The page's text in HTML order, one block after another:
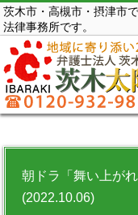
コ
ン
テ
ン
ツ
を
る。
茨木市・高槻市・摂津市
法律事務所です。
朝ドラ「舞い上が
(2022.10.06)